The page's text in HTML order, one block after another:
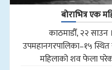
बोराभित्र एक
काठमाडौँ, २२ साउन
उपमहानगरपालिका–१५ स्थित
महिलाको शव फेला